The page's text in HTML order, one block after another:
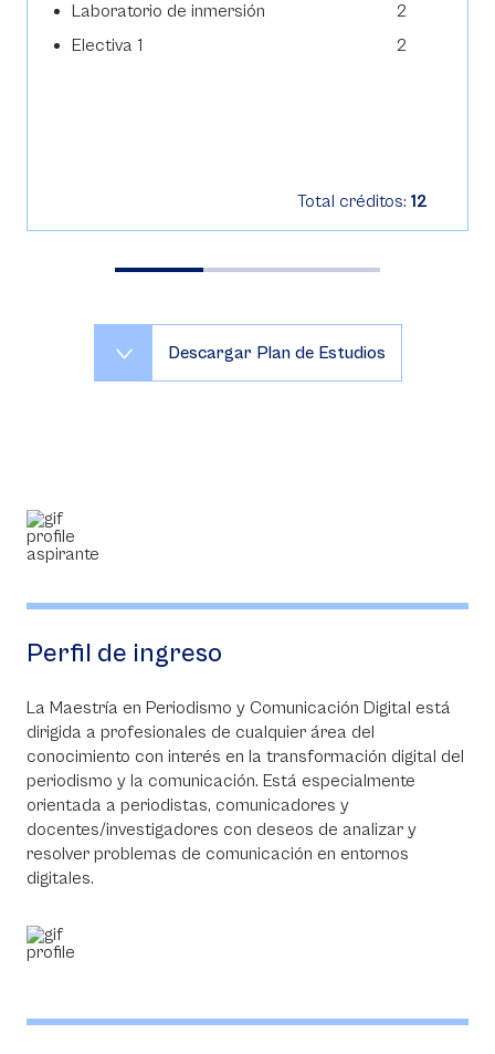
Laboratorio de inmersión
2
Electiva 1
2
Total créditos: 12
Descargar Plan de Estudios
Perfil de ingreso
La Maestría en Periodismo y Comunicación Digital está
dirigida a profesionales de cualquier área del
conocimiento con interés en la transformación digital del
periodismo y la comunicación. Está especialmente
orientada a periodistas, comunicadores y
docentes/investigadores con deseos de analizar y
resolver problemas de comunicación en entornos
digitales.